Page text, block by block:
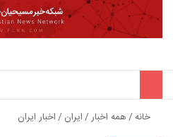
خانه/همه اخبار/ایران /اخبار ایران